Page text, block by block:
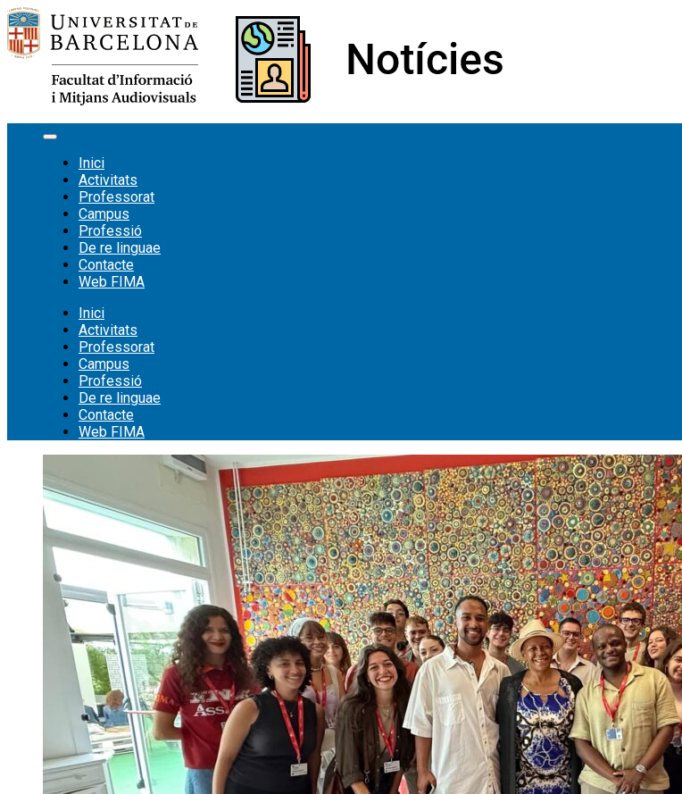
Vés
al
contingut
Inici
Activitats
Professorat
Campus
Professió
De re linguae
Contacte
Web FIMA
Inici
Activitats
Professorat
Campus
Professió
De re linguae
Contacte
Web FIMA